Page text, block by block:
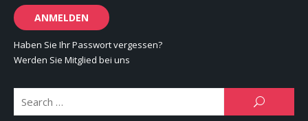
Haben Sie Ihr Passwort vergessen?
Werden Sie Mitglied bei uns
SEARCH